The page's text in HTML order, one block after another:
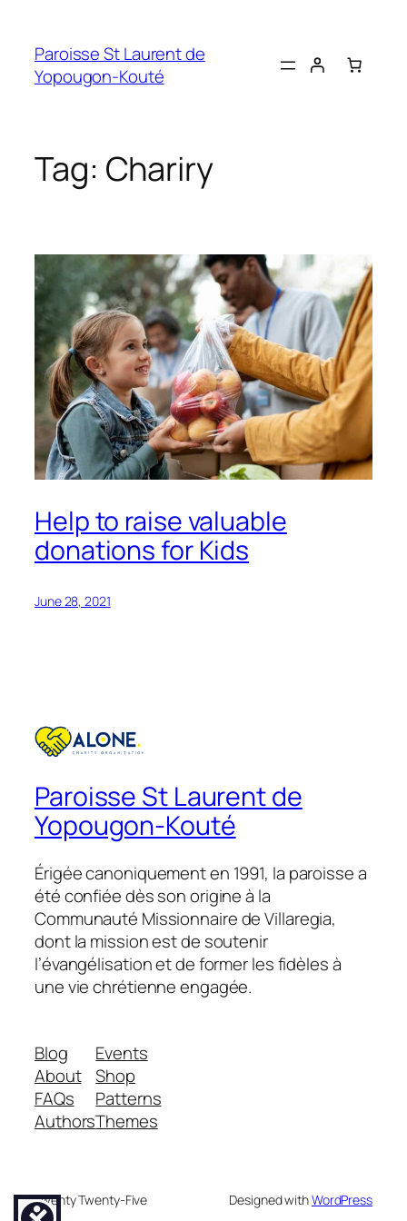
content
Paroisse St Laurent de
Yopougon-Kouté
Tag: Chariry
Help to raise valuable
donations for Kids
June 28, 2021
Paroisse St Laurent de
Yopougon-Kouté
Érigée canoniquement en 1991, la paroisse a
été confiée dès son origine à la
Communauté Missionnaire de Villaregia,
dont la mission est de soutenir
l’évangélisation et de former les fidèles à
une vie chrétienne engagée.
Blog
About
FAQs
Authors
Events
Shop
Patterns
Themes
Twenty Twenty-Five Designed withWordPress